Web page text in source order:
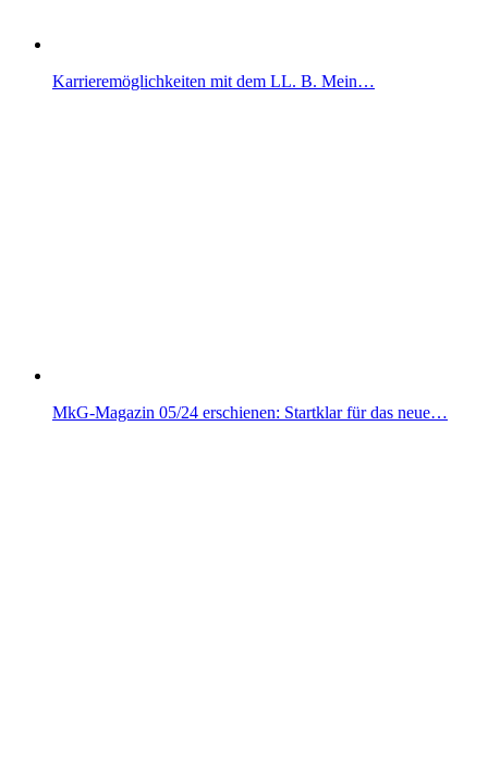
Karrieremöglichkeiten mit dem LL. B. Mein…
MkG-Magazin 05/24 erschienen: Startklar für das neue…